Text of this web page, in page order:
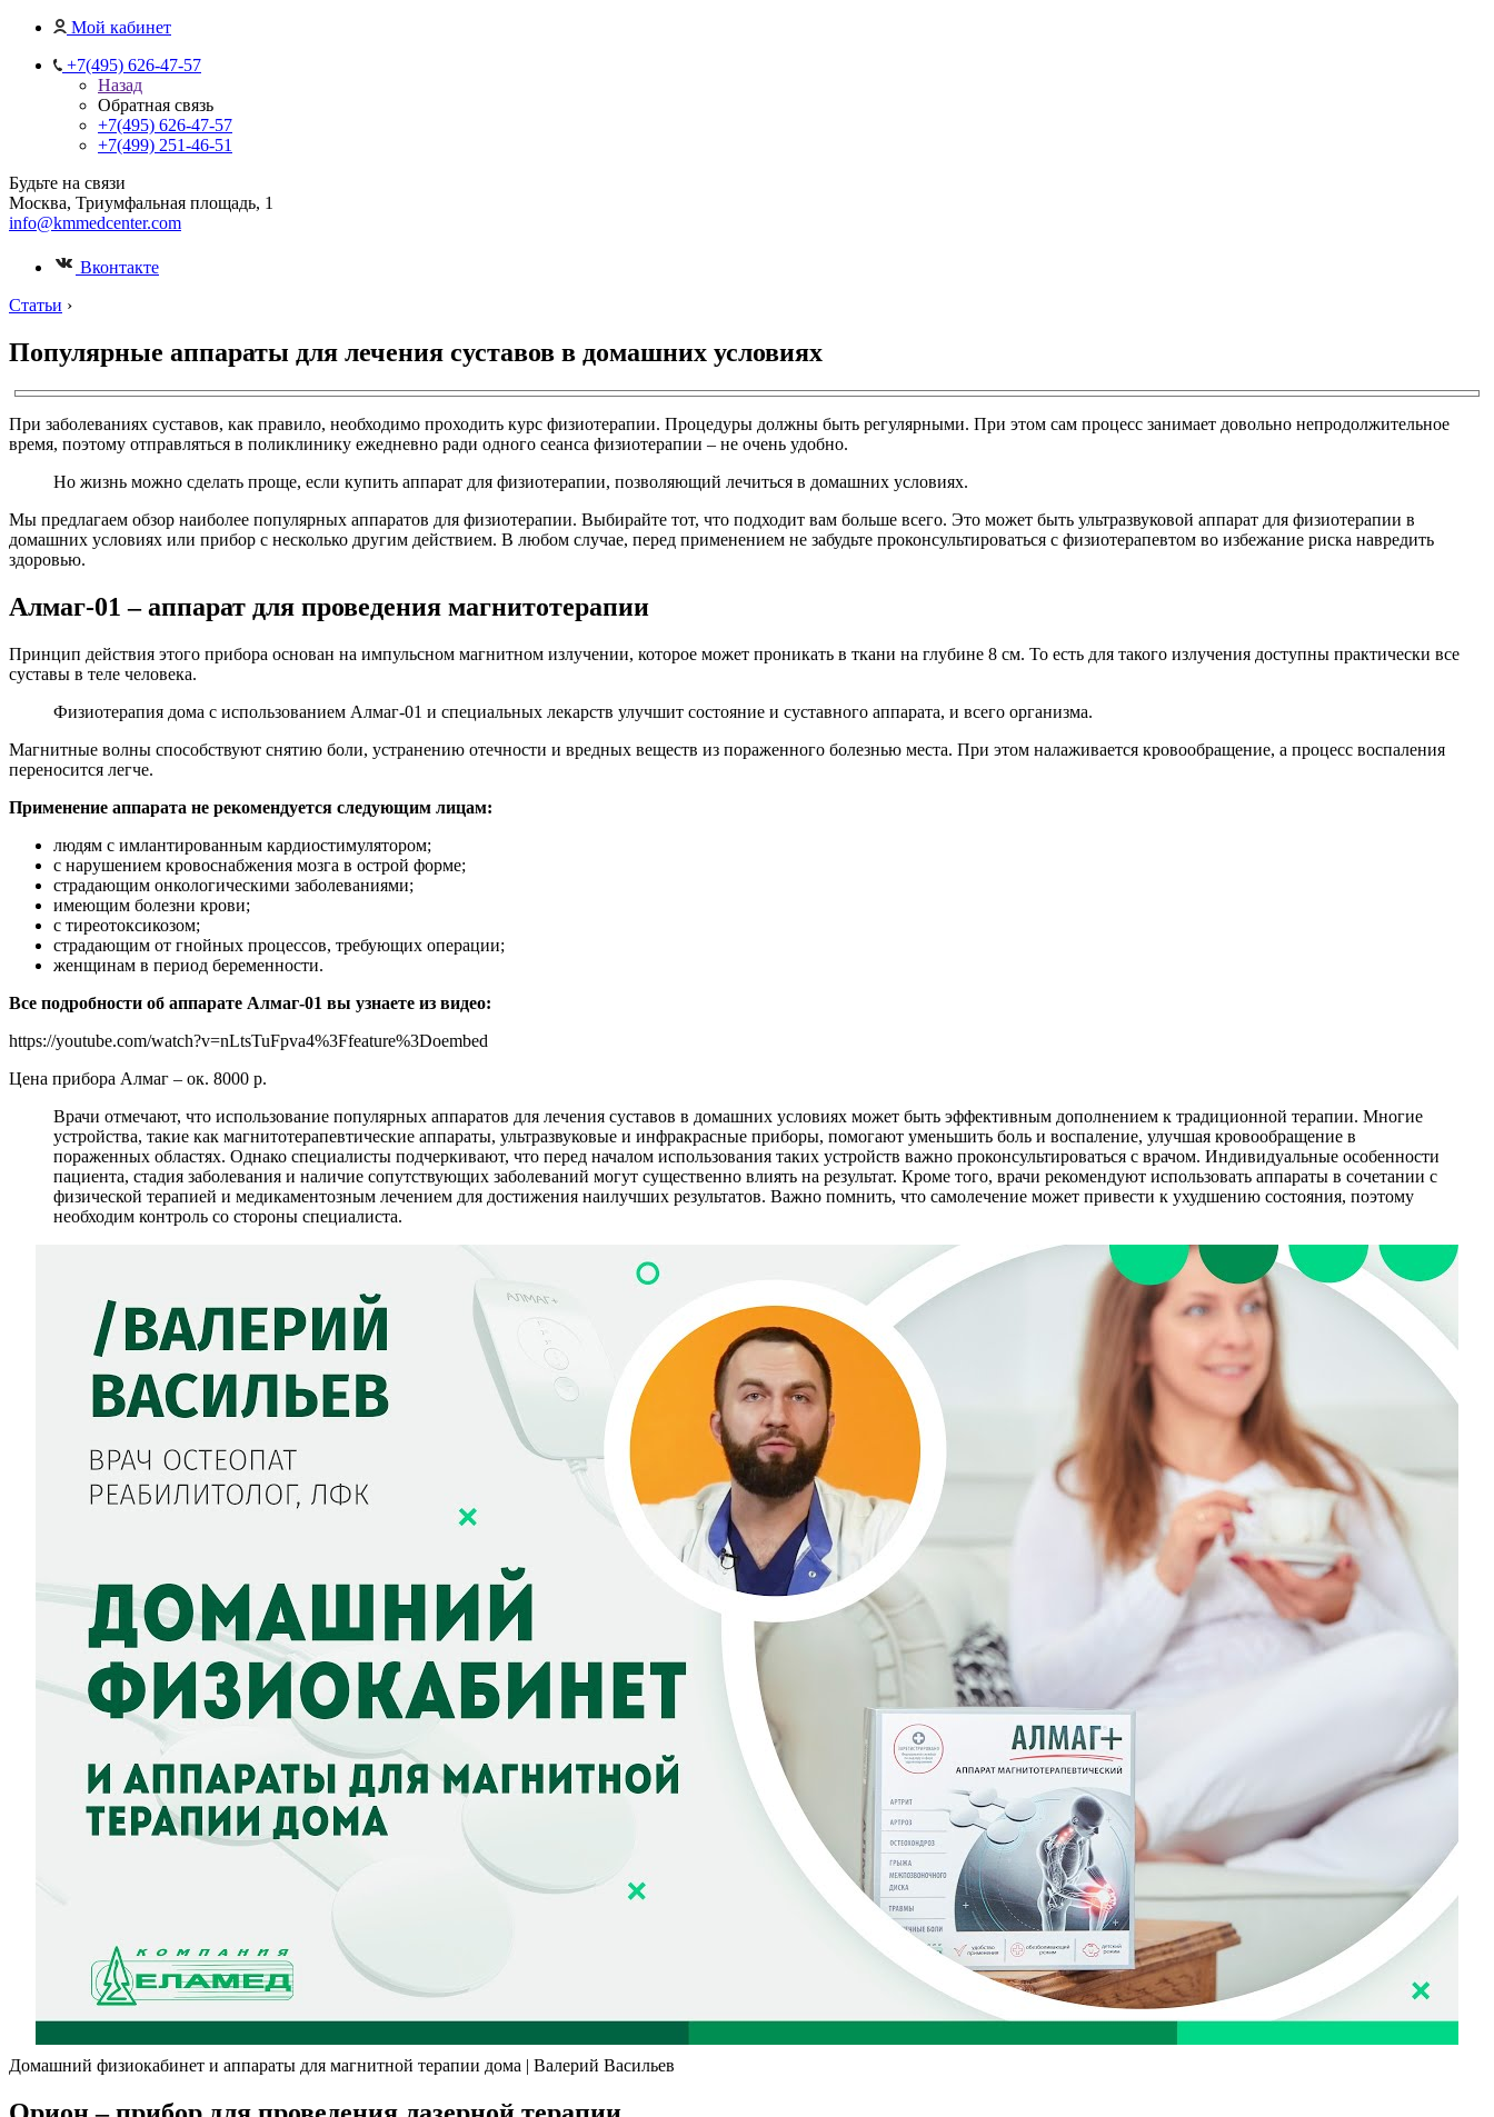
Мой кабинет
+7(495) 626-47-57
Назад
Обратная связь
+7(495) 626-47-57
+7(499) 251-46-51
Будьте на связи
Москва, Триумфальная площадь, 1
info@kmmedcenter.com
Вконтакте
Статьи ›
Популярные аппараты для лечения суставов в домашних условиях
При заболеваниях суставов, как правило, необходимо проходить курс физиотерапии. Процедуры должны быть регулярными. При этом сам процесс занимает довольно непродолжительное
время, поэтому отправляться в поликлинику ежедневно ради одного сеанса физиотерапии – не очень удобно.
Но жизнь можно сделать проще, если купить аппарат для физиотерапии, позволяющий лечиться в домашних условиях.
Мы предлагаем обзор наиболее популярных аппаратов для физиотерапии. Выбирайте тот, что подходит вам больше всего. Это может быть ультразвуковой аппарат для физиотерапии в
домашних условиях или прибор с несколько другим действием. В любом случае, перед применением не забудьте проконсультироваться с физиотерапевтом во избежание риска навредить
здоровью.
Алмаг-01 – аппарат для проведения магнитотерапии
Принцип действия этого прибора основан на импульсном магнитном излучении, которое может проникать в ткани на глубине 8 см. То есть для такого излучения доступны практически все
суставы в теле человека.
Физиотерапия дома с использованием Алмаг-01 и специальных лекарств улучшит состояние и суставного аппарата, и всего организма.
Магнитные волны способствуют снятию боли, устранению отечности и вредных веществ из пораженного болезнью места. При этом налаживается кровообращение, а процесс воспаления
переносится легче.
Применение аппарата не рекомендуется следующим лицам:
людям с имлантированным кардиостимулятором;
с нарушением кровоснабжения мозга в острой форме;
страдающим онкологическими заболеваниями;
имеющим болезни крови;
с тиреотоксикозом;
страдающим от гнойных процессов, требующих операции;
женщинам в период беременности.
Все подробности об аппарате Алмаг-01 вы узнаете из видео:
https://youtube.com/watch?v=nLtsTuFpva4%3Ffeature%3Doembed
Цена прибора Алмаг – ок. 8000 р.
Врачи отмечают, что использование популярных аппаратов для лечения суставов в домашних условиях может быть эффективным дополнением к традиционной терапии. Многие
устройства, такие как магнитотерапевтические аппараты, ультразвуковые и инфракрасные приборы, помогают уменьшить боль и воспаление, улучшая кровообращение в
пораженных областях. Однако специалисты подчеркивают, что перед началом использования таких устройств важно проконсультироваться с врачом. Индивидуальные особенности
пациента, стадия заболевания и наличие сопутствующих заболеваний могут существенно влиять на результат. Кроме того, врачи рекомендуют использовать аппараты в сочетании с
физической терапией и медикаментозным лечением для достижения наилучших результатов. Важно помнить, что самолечение может привести к ухудшению состояния, поэтому
необходим контроль со стороны специалиста.
Домашний физиокабинет и аппараты для магнитной терапии дома | Валерий Васильев